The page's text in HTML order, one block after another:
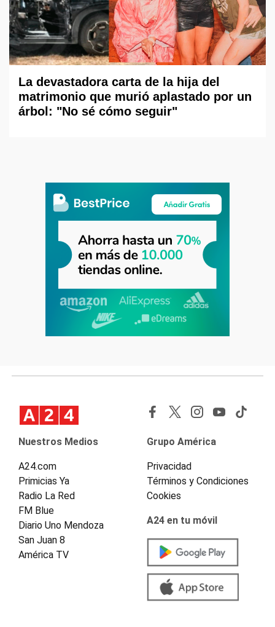
La devastadora carta de la hija del
matrimonio que murió aplastado por un
árbol: "No sé cómo seguir"
Nuestros Medios
A24.com
Primicias Ya
Radio La Red
FM Blue
Diario Uno Mendoza
San Juan 8
América TV
Grupo América
Privacidad
Términos y Condiciones
Cookies
A24 en tu móvil